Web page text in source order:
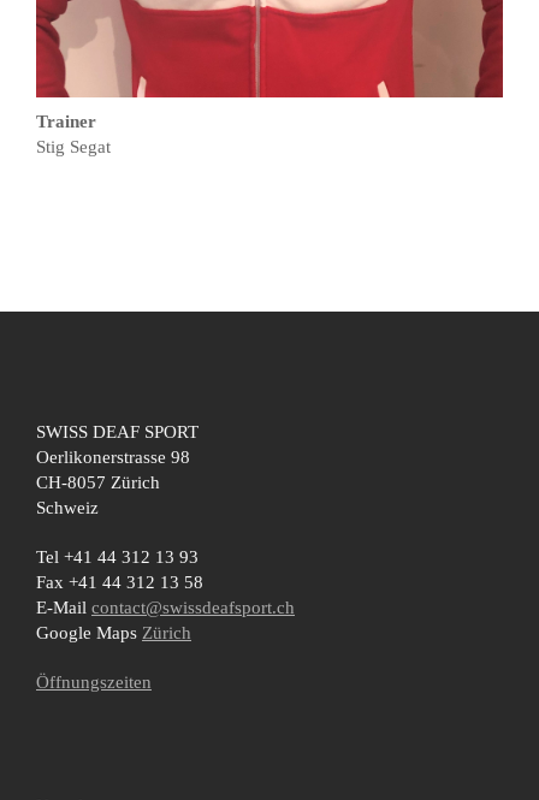
Trainer
Stig Segat
SWISS DEAF SPORT
Oerlikonerstrasse 98
CH-8057 Zürich
Schweiz
Tel +41 44 312 13 93
Fax +41 44 312 13 58
E-Mail contact@swissdeafsport.ch
Google Maps Zürich
Öffnungszeiten